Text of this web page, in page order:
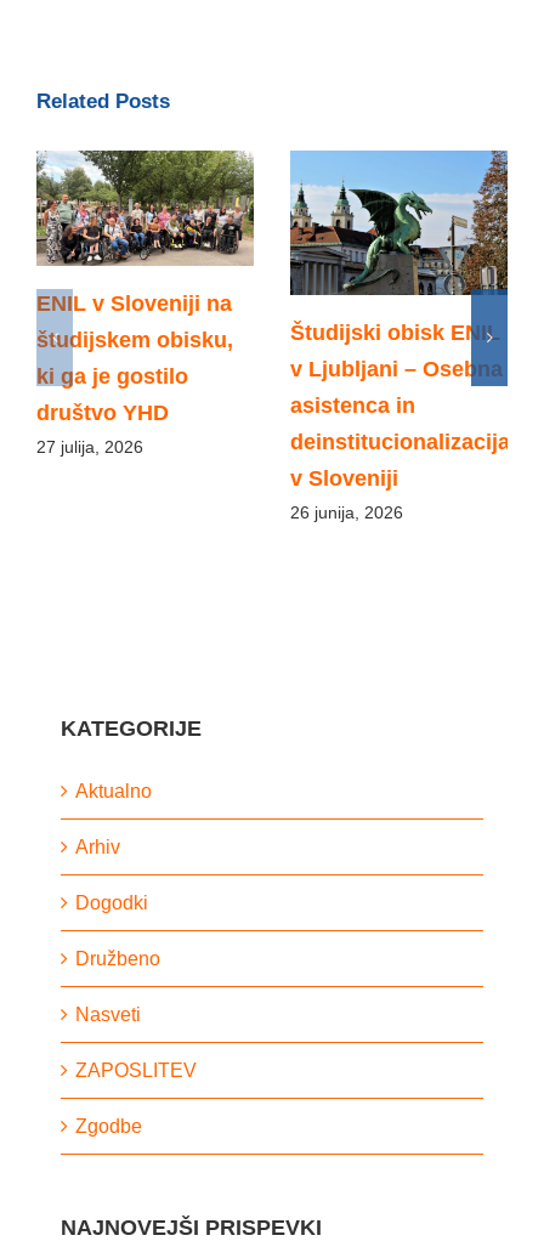
Related Posts
ENIL v Sloveniji na
študijskem obisku,
ki ga je gostilo
društvo YHD
27 julija, 2026
Študijski obisk ENIL
v Ljubljani – Osebna
asistenca in
deinstitucionalizacija
v Sloveniji
26 junija, 2026
KATEGORIJE
Aktualno
Arhiv
Dogodki
Družbeno
Nasveti
ZAPOSLITEV
Zgodbe
NAJNOVEJŠI PRISPEVKI